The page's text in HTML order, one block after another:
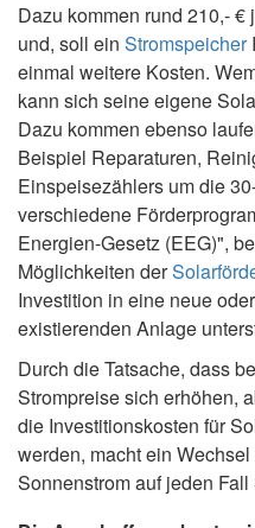
Dazu kommen rund 210,-
und, soll ein Stromspeicher
einmal weitere Kosten.
kann sich seine eigene
Dazu kommen ebenso
Beispiel Reparaturen,
Einspeisezählers um die
verschiedene
Energien-Gesetz (EEG)",
Möglichkeiten der
Investition in eine neue
existierenden Anlage
Durch die Tatsache, dass
Strompreise sich erhöhen,
die Investitionskosten für
werden, macht ein
Sonnenstrom auf jeden Fall